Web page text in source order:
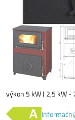
výkon 5 kW ( 2,5 kW -